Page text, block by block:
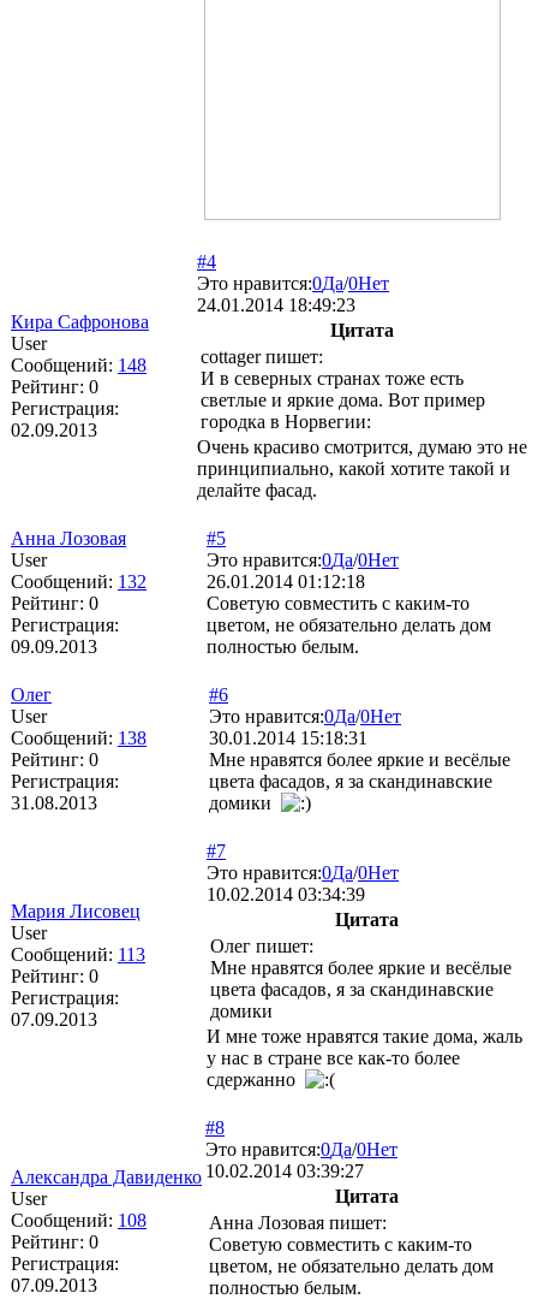
Кира Сафронова
User
Сообщений: 148
Рейтинг: 0
Регистрация:
02.09.2013
#4
Это нравится:0Да/0Нет
24.01.2014 18:49:23
Цитата
cottager пишет:
И в северных странах тоже есть
светлые и яркие дома. Вот пример
городка в Норвегии:
Очень красиво смотрится, думаю это не
принципиально, какой хотите такой и
делайте фасад.
Анна Лозовая
User
Сообщений: 132
Рейтинг: 0
Регистрация:
09.09.2013
#5
Это нравится:0Да/0Нет
26.01.2014 01:12:18
Советую совместить с каким-то
цветом, не обязательно делать дом
полностью белым.
Олег
User
Сообщений: 138
Рейтинг: 0
Регистрация:
31.08.2013
#6
Это нравится:0Да/0Нет
30.01.2014 15:18:31
Мне нравятся более яркие и весёлые
цвета фасадов, я за скандинавские
домики
Мария Лисовец
User
Сообщений: 113
Рейтинг: 0
Регистрация:
07.09.2013
#7
Это нравится:0Да/0Нет
10.02.2014 03:34:39
Цитата
Олег пишет:
Мне нравятся более яркие и весёлые
цвета фасадов, я за скандинавские
домики
И мне тоже нравятся такие дома, жаль
у нас в стране все как-то более
сдержанно
Александра Давиденко
User
Сообщений: 108
Рейтинг: 0
Регистрация:
07.09.2013
#8
Это нравится:0Да/0Нет
10.02.2014 03:39:27
Цитата
Анна Лозовая пишет:
Советую совместить с каким-то
цветом, не обязательно делать дом
полностью белым.